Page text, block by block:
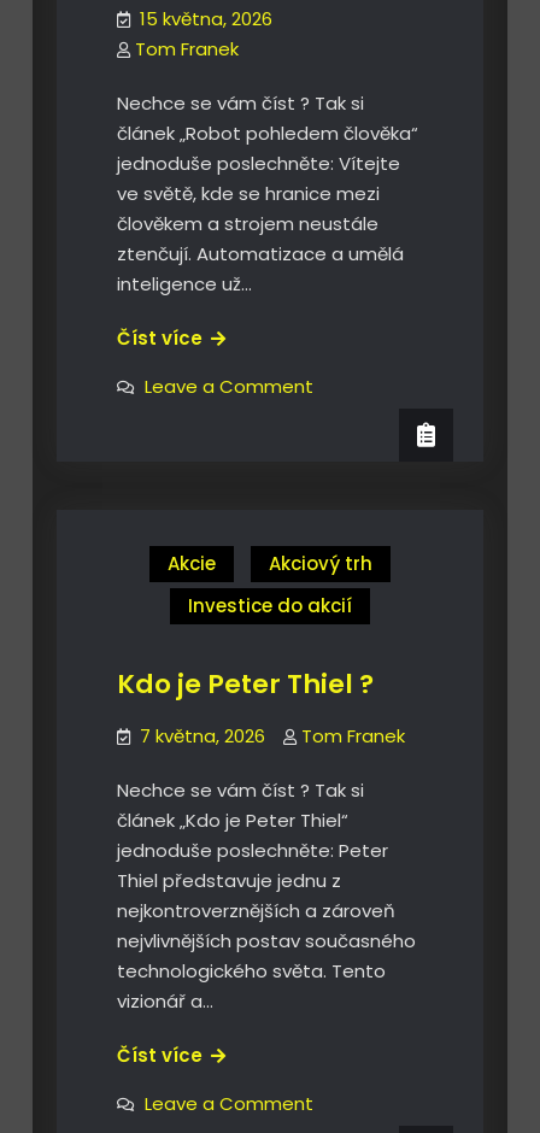
15 května, 2026
Tom Franek
Nechce se vám číst ? Tak si
článek „Robot pohledem člověka“
jednoduše poslechněte: Vítejte
ve světě, kde se hranice mezi
člověkem a strojem neustále
ztenčují. Automatizace a umělá
inteligence už…
Číst víceRobot
člověka
Leave a Commenton
Akcie
Akciový trh
Investice do akcií
Kdo je Peter Thiel ?
7 května, 2026 Tom Franek
Nechce se vám číst ? Tak si
článek „Kdo je Peter Thiel“
jednoduše poslechněte: Peter
Thiel představuje jednu z
nejkontroverznějších a zároveň
nejvlivnějších postav současného
technologického světa. Tento
vizionář a…
Číst víceKdo
Peter
Leave a Commenton